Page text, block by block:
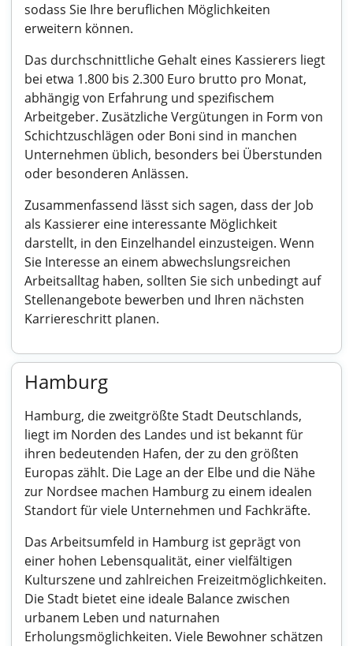
sodass Sie Ihre beruflichen Möglichkeiten
erweitern können.
Das durchschnittliche Gehalt eines Kassierers liegt
bei etwa 1.800 bis 2.300 Euro brutto pro Monat,
abhängig von Erfahrung und spezifischem
Arbeitgeber. Zusätzliche Vergütungen in Form von
Schichtzuschlägen oder Boni sind in manchen
Unternehmen üblich, besonders bei Überstunden
oder besonderen Anlässen.
Zusammenfassend lässt sich sagen, dass der Job
als Kassierer eine interessante Möglichkeit
darstellt, in den Einzelhandel einzusteigen. Wenn
Sie Interesse an einem abwechslungsreichen
Arbeitsalltag haben, sollten Sie sich unbedingt auf
Stellenangebote bewerben und Ihren nächsten
Karriereschritt planen.
Hamburg
Hamburg, die zweitgrößte Stadt Deutschlands,
liegt im Norden des Landes und ist bekannt für
ihren bedeutenden Hafen, der zu den größten
Europas zählt. Die Lage an der Elbe und die Nähe
zur Nordsee machen Hamburg zu einem idealen
Standort für viele Unternehmen und Fachkräfte.
Das Arbeitsumfeld in Hamburg ist geprägt von
einer hohen Lebensqualität, einer vielfältigen
Kulturszene und zahlreichen Freizeitmöglichkeiten.
Die Stadt bietet eine ideale Balance zwischen
urbanem Leben und naturnahen
Erholungsmöglichkeiten. Viele Bewohner schätzen